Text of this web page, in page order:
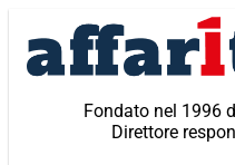
contenuto
Fondato nel 1996
Direttore